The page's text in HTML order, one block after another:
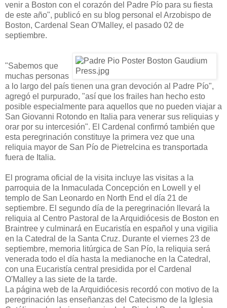
venir a Boston con el corazón del Padre Pío para su fiesta
de este año", publicó en su blog personal el Arzobispo de
Boston, Cardenal Sean O'Malley, el pasado 02 de
septiembre.
"Sabemos que
muchas personas
a lo largo del país tienen una gran devoción al Padre Pío",
agregó el purpurado, "así que los frailes han hecho esto
posible especialmente para aquellos que no pueden viajar a
San Giovanni Rotondo en Italia para venerar sus reliquias y
orar por su intercesión". El Cardenal confirmó también que
esta peregrinación constituye la primera vez que una
reliquia mayor de San Pío de Pietrelcina es transportada
fuera de Italia.
El programa oficial de la visita incluye las visitas a la
parroquia de la Inmaculada Concepción en Lowell y el
templo de San Leonardo en North End el día 21 de
septiembre. El segundo día de la peregrinación llevará la
reliquia al Centro Pastoral de la Arquidiócesis de Boston en
Braintree y culminará en Eucaristía en español y una vigilia
en la Catedral de la Santa Cruz. Durante el viernes 23 de
septiembre, memoria litúrgica de San Pío, la reliquia será
venerada todo el día hasta la medianoche en la Catedral,
con una Eucaristía central presidida por el Cardenal
O'Malley a las siete de la tarde.
La página web de la Arquidiócesis recordó con motivo de la
peregrinación las enseñanzas del Catecismo de la Iglesia